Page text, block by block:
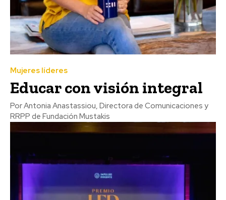
Mujeres líderes
Educar con visión integral
Por Antonia Anastassiou, Directora de Comunicaciones y
RRPP de Fundación Mustakis